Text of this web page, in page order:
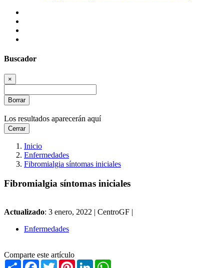
Buscador
×
Borrar
Los resultados aparecerán aquí
Cerrar
Inicio
Enfermedades
Fibromialgia síntomas iniciales
Fibromialgia síntomas iniciales
Actualizado: 3 enero, 2022 | CentroGF |
Enfermedades
Comparte este artículo
Share Facebook
TwitterPinterestLinkedIn